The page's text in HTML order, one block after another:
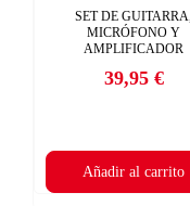
SET DE GUITARRA,
MICRÓFONO Y
AMPLIFICADOR
Precio
39,95 €
Añadir al carrito